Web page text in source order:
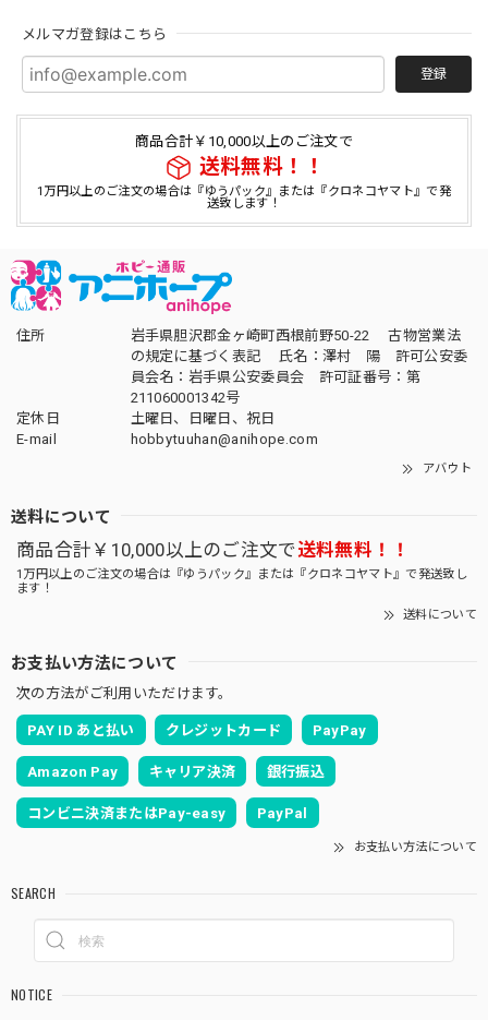
メルマガ登録はこちら
登録
商品合計￥10,000以上のご注文で
送料無料！！
1万円以上のご注文の場合は『ゆうパック』または『クロネコヤマト』で発
送致します！
住所
岩手県胆沢郡金ヶ崎町西根前野50-22 古物営業法
の規定に基づく表記 氏名：澤村 陽 許可公安委
員会名：岩手県公安委員会 許可証番号：第
211060001342号
定休日
土曜日、日曜日、祝日
E-mail
hobbytuuhan@anihope.com
アバウト
送料について
商品合計￥10,000以上のご注文で送料無料！！
1万円以上のご注文の場合は『ゆうパック』または『クロネコヤマト』で発送致し
ます！
送料について
お支払い方法について
次の方法がご利用いただけます。
PAY ID あと払い クレジットカード PayPay
Amazon Pay キャリア決済 銀行振込
コンビニ決済またはPay-easy PayPal
お支払い方法について
SEARCH
NOTICE